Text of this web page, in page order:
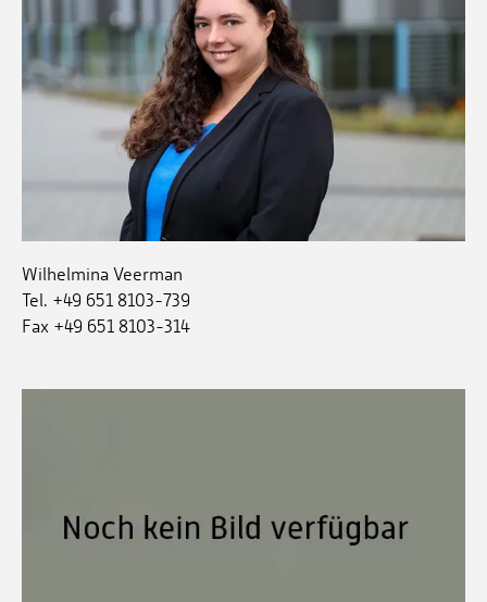
Wilhelmina Veerman
Tel. +49 651 8103-739
Fax +49 651 8103-314